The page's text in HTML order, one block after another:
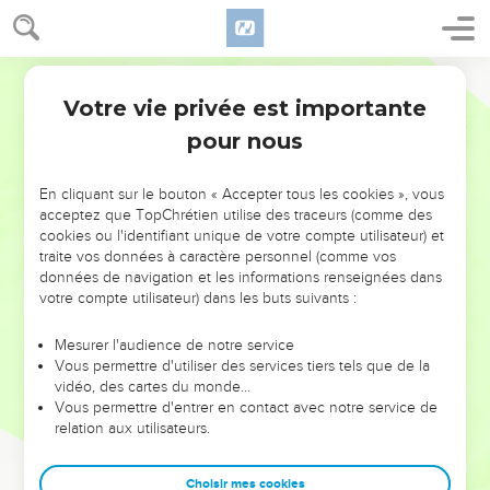
NE MANQUEZ PAS L’ÉVÉNEMENT
DE L’ANNÉE !
ET SI LEURS ERREURS POUVAIENT VOUS ÉVITER LES
VOTRES ?
leur foi ou leur vision. Mais on voit moins les doutes, les erreurs
et les saisons difficiles qu'ils ont traversés, alors même que ce
sont elles qui les ont façonnés.
Dans cette conférence, leaders, entrepreneurs, et responsables
clés pour avancer avec plus de sagesse afin que leurs erreurs
Votre vie privée est importante
pour nous
En cliquant sur le bouton « Accepter tous les cookies », vous
acceptez que TopChrétien utilise des traceurs (comme des
cookies ou l'identifiant unique de votre compte utilisateur) et
traite vos données à caractère personnel (comme vos
données de navigation et les informations renseignées dans
votre compte utilisateur) dans les buts suivants :
Mesurer l'audience de notre service
Vous permettre d'utiliser des services tiers tels que de la
vidéo, des cartes du monde…
Vous permettre d'entrer en contact avec notre service de
relation aux utilisateurs.
Choisir mes cookies